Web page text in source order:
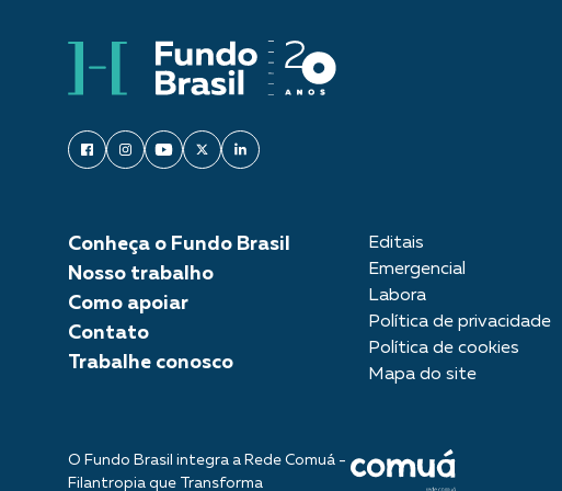
Conheça o Fundo Brasil
Nosso trabalho
Como apoiar
Contato
Trabalhe conosco
Editais
Emergencial
Labora
Política de privacidade
Política de cookies
Mapa do site
O Fundo Brasil integra a Rede Comuá -
Filantropia que Transforma